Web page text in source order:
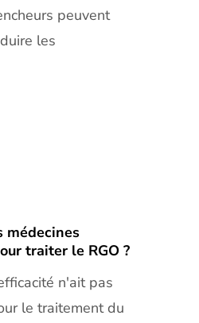
peuvent
les
traiter le RGO ?
n'ait pas
le traitement du